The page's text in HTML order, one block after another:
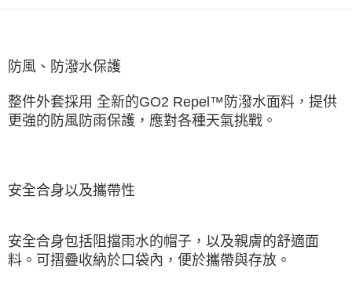
防風、防潑水保護
整件外套採用 全新的GO2 Repel™防潑水面料，提供
更強的防風防雨保護，應對各種天氣挑戰。
安全合身以及攜帶性
安全合身包括阻擋雨水的帽子，以及親膚的舒適面
料。可摺疊收納於口袋內，便於攜帶與存放。